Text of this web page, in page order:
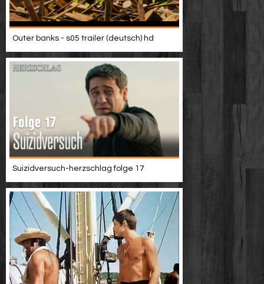
Outer banks - s05 trailer (deutsch) hd
Suizidversuch-herzschlag folge 17